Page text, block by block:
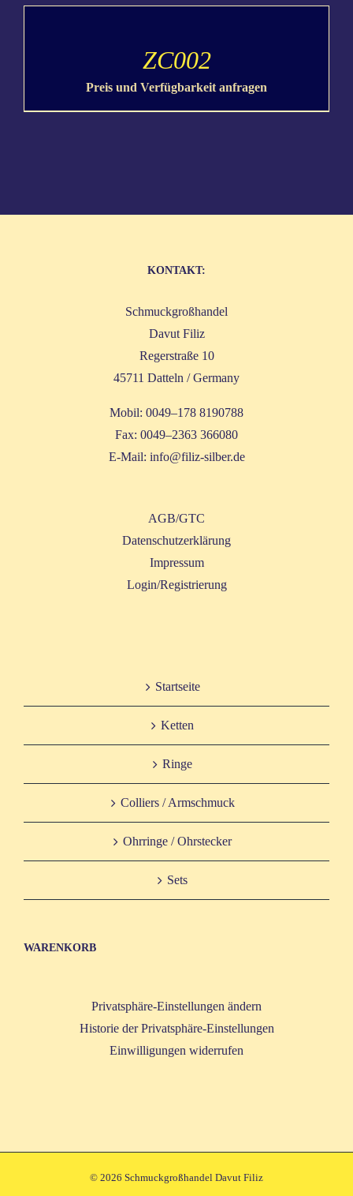
ZC002
Preis und Verfügbarkeit anfragen
KON­TAKT:
Schmuck­groß­han­del
Davut Filiz
Reger­stra­ße 10
45711 Dat­teln / Germany
Mobil: 0049–178 8190788
Fax: 0049–2363 366080
E‑Mail: info@filiz-silber.de
AGB/GTC
Daten­schutz­er­klä­rung
Impres­sum
Login/Registrierung
Start­sei­te
Ket­ten
Rin­ge
Col­liers / Armschmuck
Ohr­rin­ge / Ohrstecker
Sets
WAREN­KORB
Privatsphäre-Einstellungen ändern
Historie der Privatsphäre-Einstellungen
Einwilligungen widerrufen
© 2026 Schmuckgroßhandel Davut Filiz